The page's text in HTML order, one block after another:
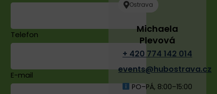
Telefon
E-mail
Ostrava
Michaela
Plevová
+ 420 774 142 014
events@hubostrava.cz
PO–PÁ, 8:00–15:00